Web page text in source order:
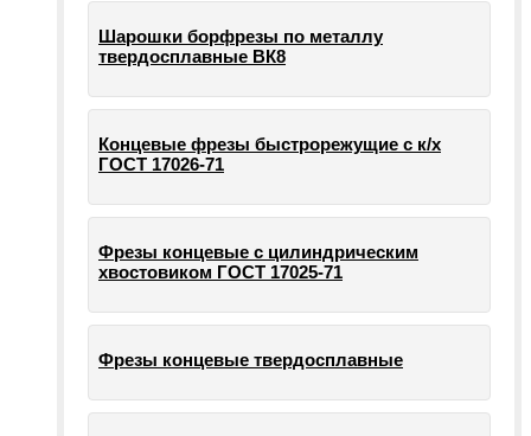
Шарошки борфрезы по металлу
твердосплавные ВК8
Концевые фрезы быстрорежущие с к/х
ГОСТ 17026-71
Фрезы концевые с цилиндрическим
хвостовиком ГОСТ 17025-71
Фрезы концевые твердосплавные